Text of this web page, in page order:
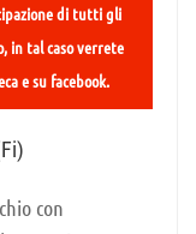
di tutti gli
in tal caso verrete
e su facebook.
con